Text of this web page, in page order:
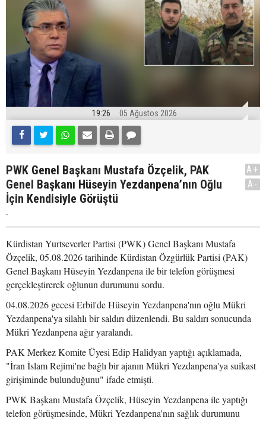
19:26 05 Ağustos 2026
PWK Genel Başkanı Mustafa Özçelik, PAK
Genel Başkanı Hüseyin Yezdanpena’nın Oğlu
İçin Kendisiyle Görüştü
.
A+
A-
Kürdistan Yurtseverler Partisi (PWK) Genel Başkanı Mustafa
Özçelik, 05.08.2026 tarihinde Kürdistan Özgürlük Partisi (PAK)
Genel Başkanı Hüseyin Yezdanpena ile bir telefon görüşmesi
gerçekleştirerek oğlunun durumunu sordu.
04.08.2026 gecesi Erbil'de Hüseyin Yezdanpena'nın oğlu Mükri
Yezdanpena'ya silahlı bir saldırı düzenlendi. Bu saldırı sonucunda
Mükri Yezdanpena ağır yaralandı.
PAK Merkez Komite Üyesi Edip Halidyan yaptığı açıklamada,
"İran İslam Rejimi'ne bağlı bir ajanın Mükri Yezdanpena'ya suikast
girişiminde bulunduğunu" ifade etmişti.
PWK Başkanı Mustafa Özçelik, Hüseyin Yezdanpena ile yaptığı
telefon görüşmesinde, Mükri Yezdanpena'nın sağlık durumunu